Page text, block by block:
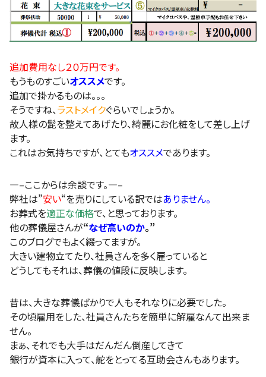
追加費用なし２０万円です。
もうものすごいオススメです。
追加で掛かるものは。。。
そうですね、ラストメイクぐらいでしょうか。
故人様の髭を整えてあげたり、綺麗にお化粧をして差し上げ
ます。
これはお気持ちですが、とてもオススメであります。
—–ここからは余談です。—–
弊社は”安い“を売りにしている訳ではありません。
お葬式を適正な価格で、と思っております。
他の葬儀屋さんが“なぜ高いのか。”
このブログでもよく綴ってますが。
大きい建物立てたり、社員さんを多く雇っていると
どうしてもそれは、葬儀の値段に反映します。
昔は、大きな葬儀ばかりで人もそれなりに必要でした。
その頃雇用をした、社員さんたちを簡単に解雇なんて出来ま
せん。
まぁ、それでも大手はだんだん倒産してきて
銀行が資本に入って、舵をとってる互助会さんもあります。